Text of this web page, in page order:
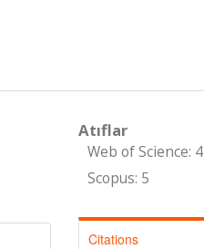
Atıflar
Web of Science: 4
Scopus: 5
Citations